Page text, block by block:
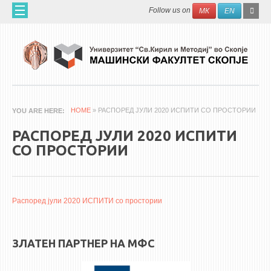
Skip to main content Search
Follow us on МК EN
ЗА НАС
60 ГОДИНИ МФ
НАУЧНА ДЕЈНОСТ
YOU ARE HERE HOME » РАСПОРЕД ЈУЛИ 2020 ИСПИТИ СО ПРОСТОРИИ
РАСПОРЕД ЈУЛИ 2020 ИСПИТИ
СО ПРОСТОРИИ
Распоред јули 2020 ИСПИТИ со простории
ЗЛАТЕН ПАРТНЕР НА МФС